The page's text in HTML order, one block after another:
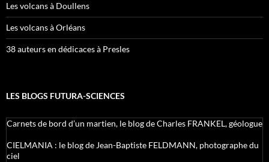
Les volcans à Doullens
Les volcans à Orléans
38 auteurs en dédicaces à Presles
LES BLOGS FUTURA-SCIENCES
Carnets de bord d’un martien, le blog de Charles FRANKEL, géologue
CIELMANIA : le blog de Jean-Baptiste FELDMANN, photographe du
ciel